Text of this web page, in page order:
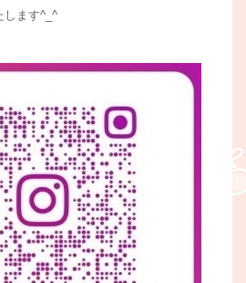
します^_^